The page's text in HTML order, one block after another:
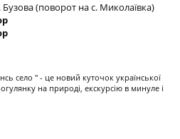
(поворот на с. Миколаївка)
село " - це новий куточок української
на природі, екскурсію в минуле і